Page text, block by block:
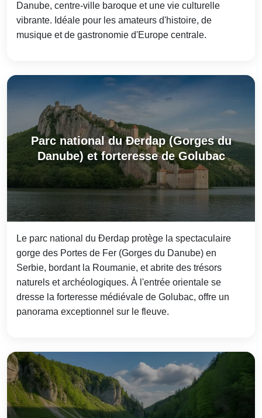
Danube, centre-ville baroque et une vie culturelle
vibrante. Idéale pour les amateurs d'histoire, de
musique et de gastronomie d'Europe centrale.
Parc national du Đerdap (Gorges du
Danube) et forteresse de Golubac
Le parc national du Đerdap protège la spectaculaire
gorge des Portes de Fer (Gorges du Danube) en
Serbie, bordant la Roumanie, et abrite des trésors
naturels et archéologiques. À l'entrée orientale se
dresse la forteresse médiévale de Golubac, offre un
panorama exceptionnel sur le fleuve.